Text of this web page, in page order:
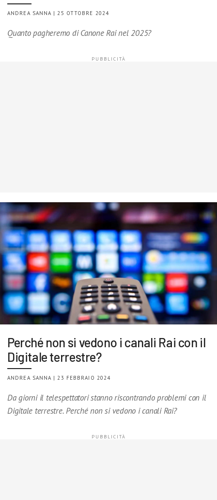
ANDREA SANNA | 25 OTTOBRE 2024
Quanto pagheremo di Canone Rai nel 2025?
Perché non si vedono i canali Rai con il
Digitale terrestre?
ANDREA SANNA | 23 FEBBRAIO 2024
Da giorni il telespettatori stanno riscontrando problemi con il
Digitale terrestre. Perché non si vedono i canali Rai?